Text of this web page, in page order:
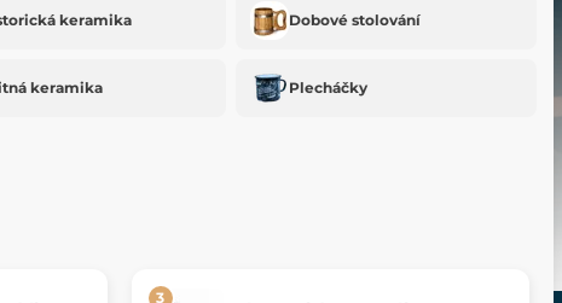
keramika Dobové stolování
keramika Plecháčky